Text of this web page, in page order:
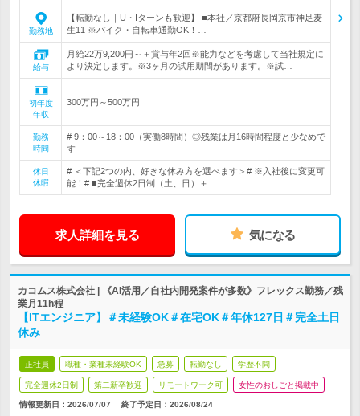
勤務地
【転勤なし｜U・Iターンも歓迎】 ■本社／京都府長岡京市神足麦
生11 ※バイク・自転車通勤OK！…
給与
月給22万9,200円～＋賞与年2回※能力などを考慮して当社規定に
より決定します。※3ヶ月の試用期間があります。※試…
初年度
年収
300万円～500万円
勤務
時間
# 9：00～18：00（実働8時間）◎残業は月16時間程度と少なめで
す
休日
休暇
# ＜下記2つの内、好きな休み方を選べます＞# ※入社後に変更可
能！# ■完全週休2日制（土、日）＋…
求人詳細を見る 気になる
カコムス株式会社 | 《AI活用／自社内開発案件が多数》フレックス勤務／残
業月11h程
【ITエンジニア】＃未経験OK＃在宅OK＃年休127日＃完全土日
休み
正社員 職種・業種未経験OK 急募 転勤なし 学歴不問
完全週休2日制 第二新卒歓迎 リモートワーク可 女性のおしごと掲載中
情報更新日：2026/07/07 終了予定日： 2026/08/24